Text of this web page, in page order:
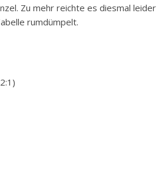
Zu mehr reichte es diesmal leider
rumdümpelt.